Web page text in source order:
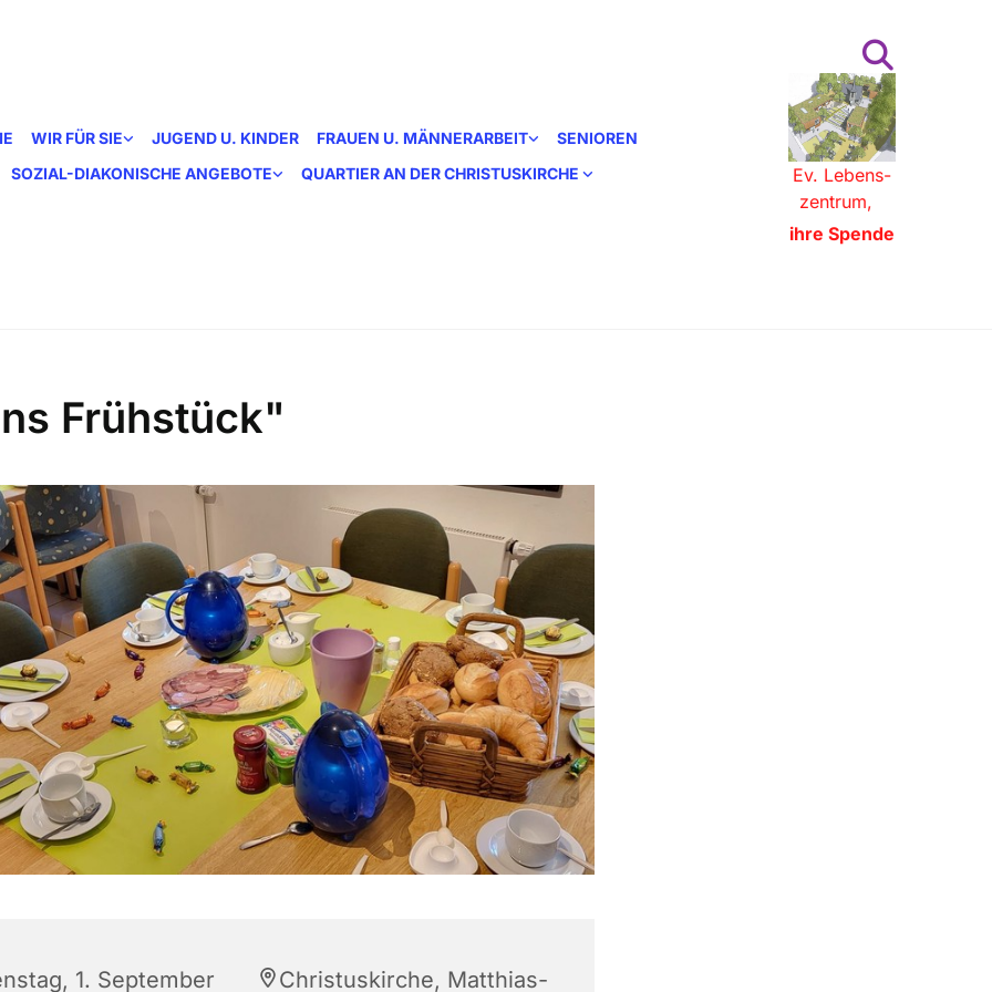
WIR FÜR SIE JUGEND U. KINDER FRAUEN U. MÄNNERARBEIT
SENIOREN
SOZIAL-DIAKONISCHE ANGEBOTE
QUARTIER AN DER CHRISTUSKIRCHE
Ev. Lebens-
zentrum,
ihre Spende
Frühstück"
1. September Christuskirche, Matthias-